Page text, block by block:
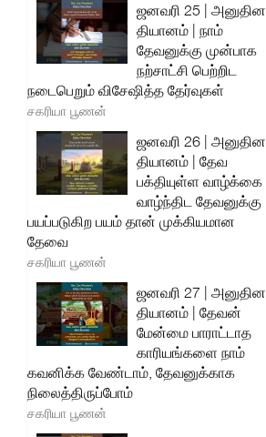
ஜனவரி 25 | அனுதின
தியானம் | நாம்
தேவனுக்கு முன்பாக
நற்சாட்சி பெற்றிட
நடைபெறும் விசேஷித்த தேர்வுகள்
சகரியா பூணன்
ஜனவரி 26 | அனுதின
தியானம் | தேவ
பக்தியுள்ள வாழ்க்கை
வாழ்ந்திட தேவனுக்கு
பயப்படுகிற பயம் தான் முக்கியமான
தேவை
சகரியா பூணன்
ஜனவரி 27 | அனுதின
தியானம் | தேவன்
மேன்மை பாராட்டாத
காரியங்களை நாம்
கவனிக்க வேண்டாம், தேவனுக்காக
நிலைத்திருப்போம்
சகரியா பூணன்